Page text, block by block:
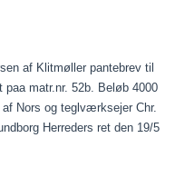
af Klitmøller pantebrev til
paa matr.nr. 52b. Beløb 4000
Nors og teglværksejer Chr.
Herreders ret den 19/5